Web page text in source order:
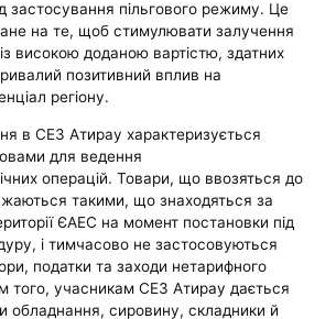
застосування пільгового режиму. Це
на те, щоб стимулювати залучення
високою доданою вартістю, здатних
позитивний вплив на
регіону.
в СЕЗ Атирау характеризується
для ведення
операцій. Товари, що ввозяться до
такими, що знаходяться за
ЄАЕС на момент постановки під
і тимчасово не застосовуються
податки та заходи нетарифного
того, учасникам СЕЗ Атирау дається
обладнання, сировину, складники й